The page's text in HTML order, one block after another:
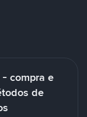
compra e
de